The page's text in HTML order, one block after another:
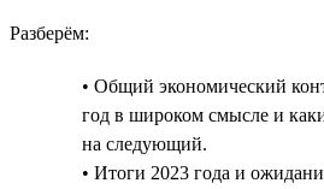
Разберём:
• Общий экономический
год в широком смысле и
на следующий.
• Итоги 2023 года и